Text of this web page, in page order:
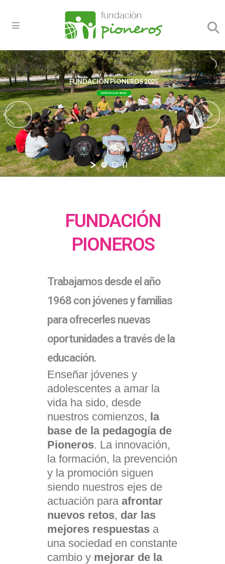
FUNDACIÓN PIONEROS 2025
REPRODUCIR VÍDEO
FUNDACIÓN
PIONEROS
Trabajamos desde el año
1968 con jóvenes y familias
para ofrecerles nuevas
oportunidades a través de la
educación.
Enseñar jóvenes y
adolescentes a amar la
vida ha sido, desde
nuestros comienzos, la
base de la pedagogía de
Pioneros. La innovación,
la formación, la prevención
y la promoción siguen
siendo nuestros ejes de
actuación para afrontar
nuevos retos, dar las
mejores respuestas a
una sociedad en constante
cambio y mejorar de la